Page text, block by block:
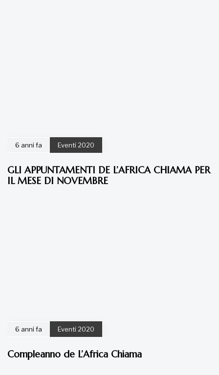
6 anni fa Eventi 2020
GLI APPUNTAMENTI DE L’AFRICA CHIAMA PER
IL MESE DI NOVEMBRE
6 anni fa Eventi 2020
Compleanno de L’Africa Chiama